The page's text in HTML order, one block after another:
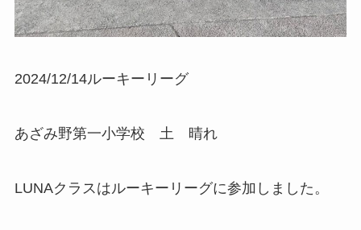
2024/12/14ルーキーリーグ
あざみ野第一小学校 土 晴れ
LUNAクラスはルーキーリーグに参加しました。